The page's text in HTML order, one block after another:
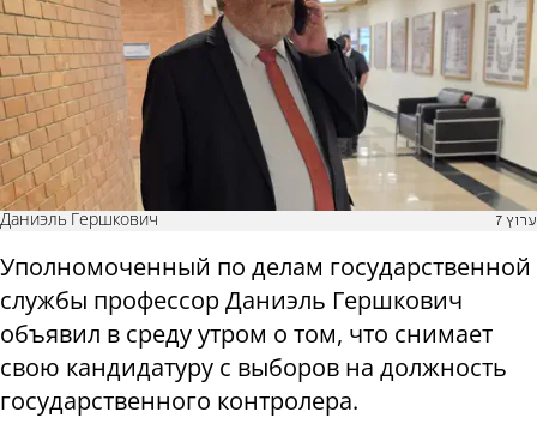
Даниэль Гершкович ערוץ 7
Уполномоченный по делам государственной
службы профессор Даниэль Гершкович
объявил в среду утром о том, что снимает
свою кандидатуру с выборов на должность
государственного контролера.